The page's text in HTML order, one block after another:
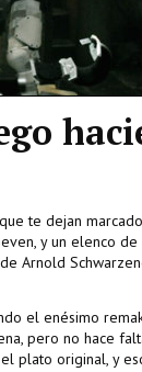
te dejan
y un elenco
Arnold
el enésimo
pero no hace
plato original, y